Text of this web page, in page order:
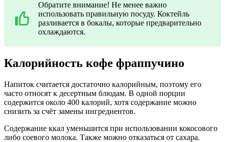
Обратите внимание! Не менее важно
использовать правильную посуду. Коктейль
разливается в бокалы, которые предварительно
охлаждаются.
Калорийность кофе фраппучино
Напиток считается достаточно калорийным, поэтому его
часто относят к десертным блюдам. В одной порции
содержится около 400 калорий, хотя содержание можно
снизить за счёт замены ингредиентов.
Содержание ккал уменьшится при использовании кокосового
либо соевого молока. Также можно отказаться от сахара.